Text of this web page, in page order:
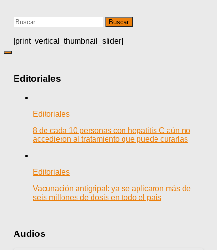
Buscar:
[print_vertical_thumbnail_slider]
Editoriales
Editoriales
8 de cada 10 personas con hepatitis C aún no
accedieron al tratamiento que puede curarlas
Editoriales
Vacunación antigripal: ya se aplicaron más de
seis millones de dosis en todo el país
Audios